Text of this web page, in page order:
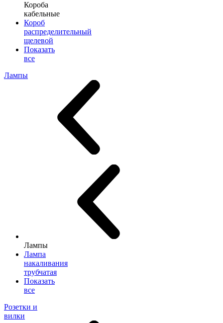
Короба
кабельные
Короб
распределительный
щелевой
Показать
все
Лампы
Лампы
Лампа
накаливания
трубчатая
Показать
все
Розетки и
вилки